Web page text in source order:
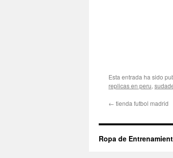
Esta entrada ha sido
replicas en peru,
← tienda futbol madrid
Ropa de